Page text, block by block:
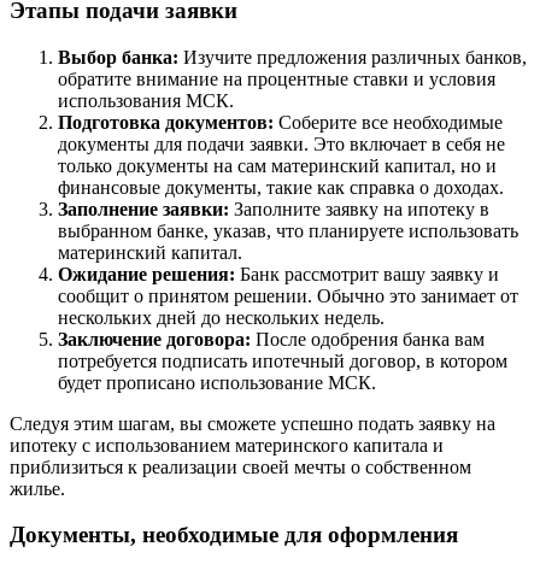
Этапы подачи заявки
Выбор банка: Изучите предложения различных банков,
обратите внимание на процентные ставки и условия
использования МСК.
Подготовка документов: Соберите все необходимые
документы для подачи заявки. Это включает в себя не
только документы на сам материнский капитал, но и
финансовые документы, такие как справка о доходах.
Заполнение заявки: Заполните заявку на ипотеку в
выбранном банке, указав, что планируете использовать
материнский капитал.
Ожидание решения: Банк рассмотрит вашу заявку и
сообщит о принятом решении. Обычно это занимает от
нескольких дней до нескольких недель.
Заключение договора: После одобрения банка вам
потребуется подписать ипотечный договор, в котором
будет прописано использование МСК.
Следуя этим шагам, вы сможете успешно подать заявку на
ипотеку с использованием материнского капитала и
приблизиться к реализации своей мечты о собственном
жилье.
Документы, необходимые для оформления